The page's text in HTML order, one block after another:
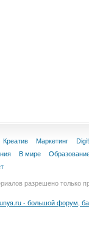
Креатив Маркетинг
В мире
разрешено только
- большой форум,